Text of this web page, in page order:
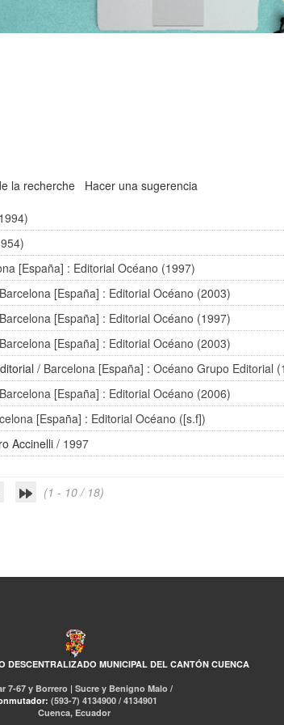
la recherche
Hacer una sugerencia
[España] : Editorial Océano (1997)
[España] : Editorial Océano (2003)
[España] : Editorial Océano (1997)
[España] : Editorial Océano (2003)
/ Barcelona [España] : Océano Grupo Editorial
[España] : Editorial Océano (2006)
[España] : Editorial Océano ([s.f])
Accinelli / 1997
(1 - 10 / 18)
DESCENTRALIZADO MUNICIPAL DEL CANTÓN CUENCA
7-67 y Borrero | Sucre y Benigno Malo /
(593-7) 4134900 / 4134901
Cuenca, Ecuador